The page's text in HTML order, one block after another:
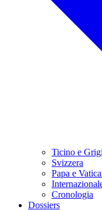
Ticino e
Svizzera
Papa e
Cronologia
Dossiers